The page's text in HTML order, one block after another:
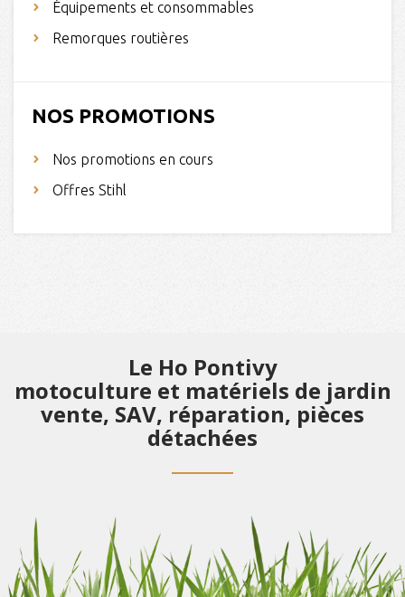
Équipements et consommables
Remorques routières
NOS PROMOTIONS
Nos promotions en cours
Offres Stihl
Le Ho Pontivy
motoculture et matériels de jardin
vente, SAV, réparation, pièces
détachées